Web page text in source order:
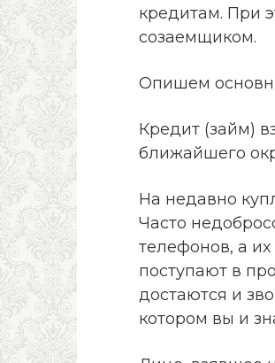
кредитам. При
созаемщиком.
Опишем
Кредит (займ)
ближайшего
На недавно
Часто
телефонов, а
поступают в
достаются и
котором вы и